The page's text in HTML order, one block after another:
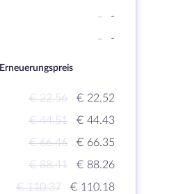
-
-
- -
Erneuerungspreis
€ 22.56
€ 22.52
€ 44.51
€ 44.43
€ 66.46
€ 66.35
€ 88.41
€ 88.26
€ 110.37
€ 110.18